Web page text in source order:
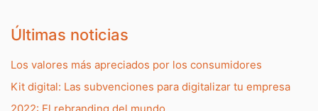
Últimas noticias
Los valores más apreciados por los consumidores
Kit digital: Las subvenciones para digitalizar tu empresa